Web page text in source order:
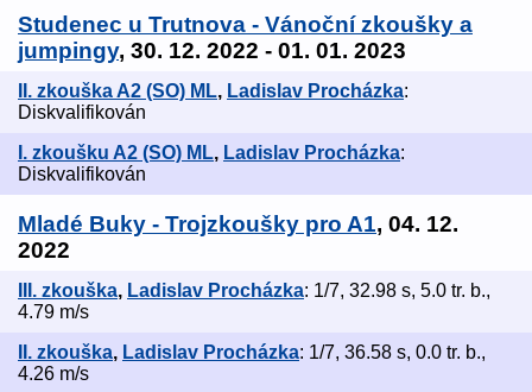
Studenec u Trutnova - Vánoční zkoušky a
jumpingy, 30. 12. 2022 - 01. 01. 2023
II. zkouška A2 (SO) ML, Ladislav Procházka:
Diskvalifikován
I. zkoušku A2 (SO) ML, Ladislav Procházka:
Diskvalifikován
Mladé Buky - Trojzkoušky pro A1, 04. 12.
2022
III. zkouška, Ladislav Procházka: 1/7, 32.98 s, 5.0 tr. b.,
4.79 m/s
II. zkouška, Ladislav Procházka: 1/7, 36.58 s, 0.0 tr. b.,
4.26 m/s